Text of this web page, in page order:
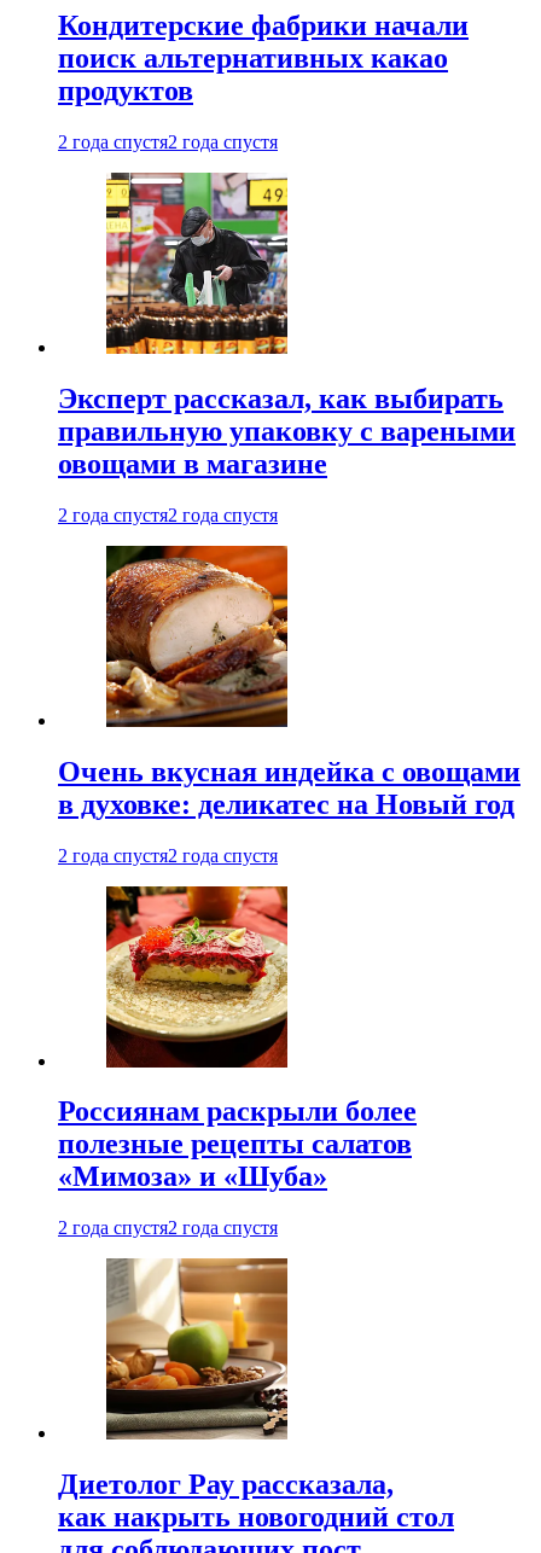
Кондитерские фабрики начали
поиск альтернативных какао
продуктов
2 года спустя2 года спустя
Эксперт рассказал, как выбирать
правильную упаковку с вареными
овощами в магазине
2 года спустя2 года спустя
Очень вкусная индейка с овощами
в духовке: деликатес на Новый год
2 года спустя2 года спустя
Россиянам раскрыли более
полезные рецепты салатов
«Мимоза» и «Шуба»
2 года спустя2 года спустя
Диетолог Рау рассказала,
как накрыть новогодний стол